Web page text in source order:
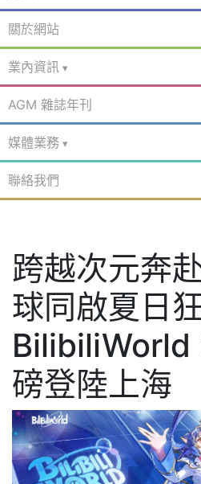
關於網站
業內資訊
AGM 雜誌年刊
媒體業務
聯絡我們
跨越次元奔
球同啟夏日
BilibiliWorld
磅登陸上海